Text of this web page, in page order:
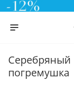
Серебряный
погремушка